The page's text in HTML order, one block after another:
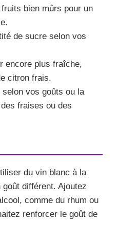
bien mûrs pour un
de sucre selon vos
encore plus fraîche,
citron frais.
vos goûts ou la
fraises ou des
du vin blanc à la
différent. Ajoutez
comme du rhum ou
renforcer le goût de